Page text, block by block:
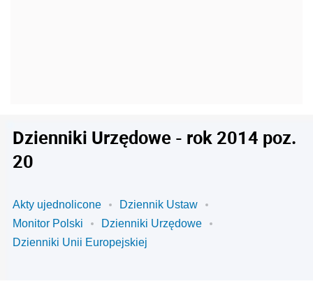
Dzienniki Urzędowe - rok 2014 poz.
20
Akty ujednolicone
Dziennik Ustaw
Monitor Polski
Dzienniki Urzędowe
Dzienniki Unii Europejskiej